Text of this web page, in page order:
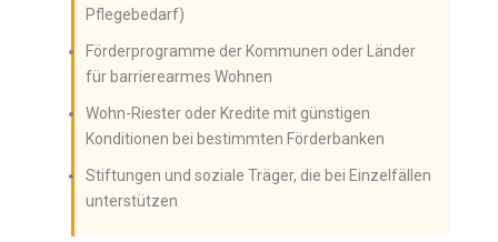
Pflegebedarf)
Förderprogramme der Kommunen oder Länder
für barrierearmes Wohnen
Wohn-Riester oder Kredite mit günstigen
Konditionen bei bestimmten Förderbanken
Stiftungen und soziale Träger, die bei Einzelfällen
unterstützen